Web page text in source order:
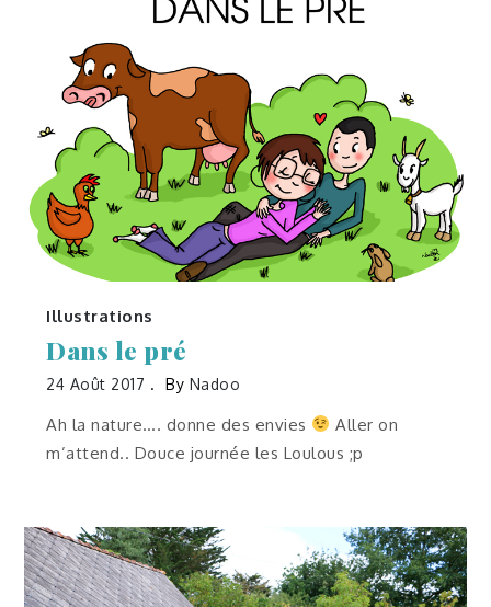
Illustrations
Dans le pré
24 Août 2017 By Nadoo
Ah la nature…. donne des envies
Aller on
m’attend.. Douce journée les Loulous ;p